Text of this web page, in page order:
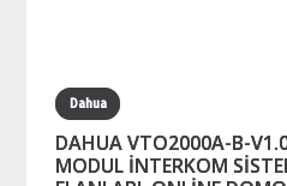
Dahua
DAHUA VTO2000A-B-
MODUL İNTERKOM